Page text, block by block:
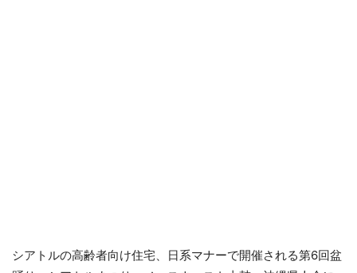
シアトルの高齢者向け住宅、日系マナーで開催される第6回盆